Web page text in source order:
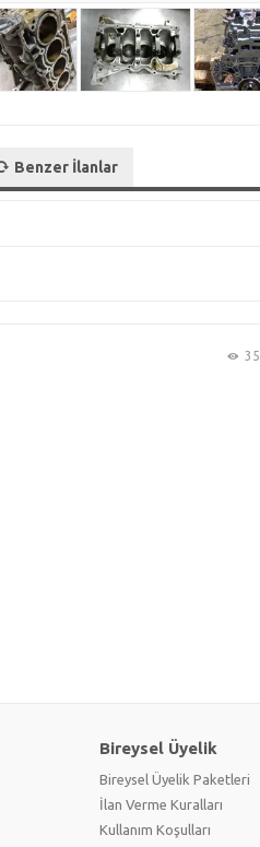
Benzer İlanlar
Bireysel Üyelik
Bireysel Üyelik Paketleri
İlan Verme Kuralları
Kullanım Koşulları